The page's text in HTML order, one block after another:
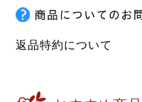
返品特約について